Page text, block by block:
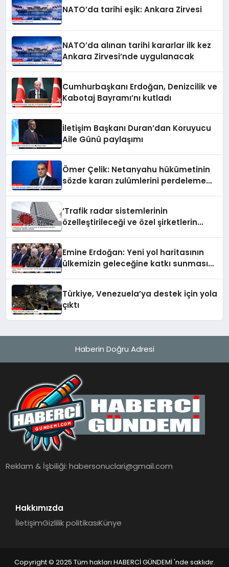
NATO’da tarihi eşik: Ankara Zirvesi
NATO’da alınan tarihi kararlar ilk kez
Ankara Zirvesi’nde uygulanacak
Cumhurbaşkanı Erdoğan, Denizcilik ve
Kabotaj Bayramı’nı kutladı
İletişim Başkanı Duran’dan Koruyucu
Aile Günü paylaşımı
Ömer Çelik: Netanyahu hükümetinin
sözde kararı zulümlerini perdeleme
‘Trafik radar sistemlerinin
özelleştirileceği ve özel şirketlerin
Emine Erdoğan: Yeni yol haritasının
ülkemizin geleceğine katkı sunmasını
Türkiye, Venezuela’ya destek için yola
çıktı
Haberin Doğru Adresi
Reklam & İşbiliği:habersonuclari@gmail.com
Hakkımızda
İletişimGizlilik politikasıKünye
Copyright © 2025 Tüm hakları HABERCİ GÜNDEMİ 'nde saklıdır.